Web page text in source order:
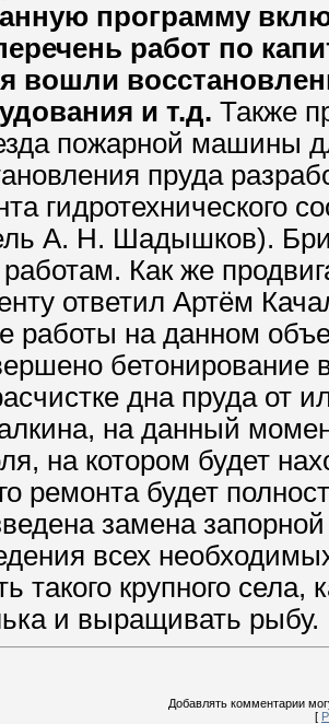
программу
работ по
вошли
и т.д. Также
пожарной машины
пруда
гидротехнического
А. Н. Шадышков).
Как же
ответил Артём
работы на данном
бетонирование
дна пруда от
на данный
на котором будет
ремонта будет
замена
всех
такого крупного
и выращивать рыбу.
Добавлять комментарии
[